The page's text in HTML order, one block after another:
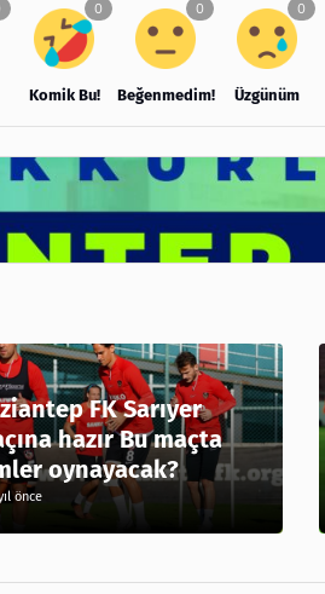
Komik Bu! Beğenmedim! Üzgünüm
FK Sarıyer
hazır Bu maçta
oynayacak?
önce